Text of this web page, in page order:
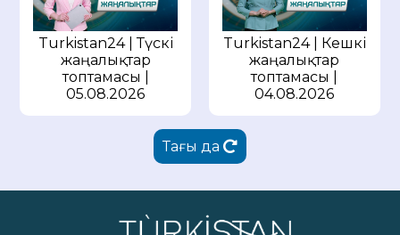
Turkistan24 | Түскі
жаңалықтар
топтамасы |
05.08.2026
Turkistan24 | Кешкі
жаңалықтар
топтамасы |
04.08.2026
Тағы да